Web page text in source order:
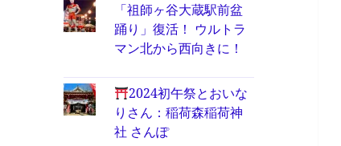
「祖師ヶ谷大蔵駅前盆
踊り」復活！ ウルトラ
マン北から西向きに！
2024初午祭とおいな
りさん：稲荷森稲荷神
社 さんぽ